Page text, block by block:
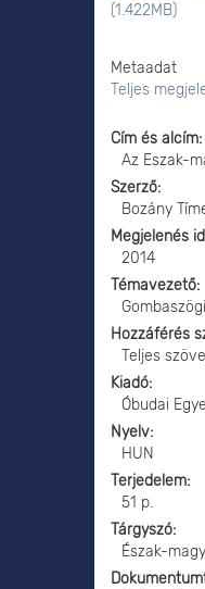
(1.422MB)
Metaadat
Teljes
Cím és alcím
Az Eszak-
Szerző
Bozány
Megjelenés
2014
Témavezető
Hozzáférés
Teljes
Kiadó
Óbudai
Nyelv
HUN
Terjedelem
51 p.
Tárgyszó
Észak-